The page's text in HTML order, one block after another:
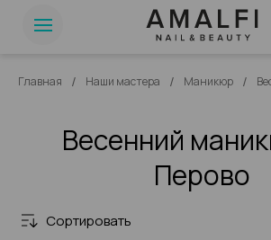
Главная / Наши мастера / Маникюр /
Весенний
Перово
Сортировать